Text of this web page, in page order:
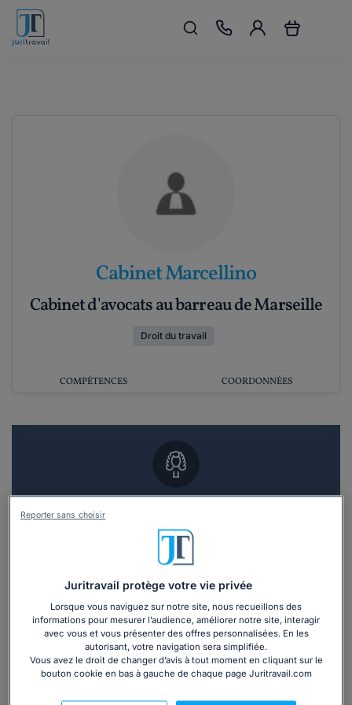
Cabinet Marcellino
Cabinet d'avocats au barreau de Marseille
Droit du travail
COMPÉTENCES COORDONNÉES
Vous souhaitez un RDV en cabinet avec un
avocat ?
Recevoir des devis d'avocats
3 devis en 48h
Juritravail protège votre vie privée
Lorsque vous naviguez sur notre site, nous recueillons des
informations pour mesurer l’audience, améliorer notre site, interagir
avec vous et vous présenter des offres personnalisées. En les
autorisant, votre navigation sera simplifiée.
Vous avez le droit de changer d’avis à tout moment en cliquant sur le
bouton cookie en bas à gauche de chaque page Juritravail.com
Reporter sans choisir